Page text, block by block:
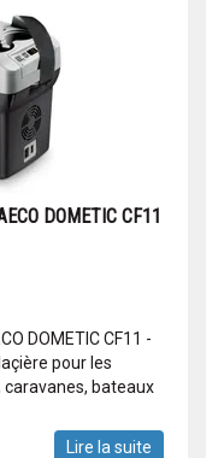
DOMETIC CF11
DOMETIC CF11 -
pour les
caravanes, bateaux
Lire la suite